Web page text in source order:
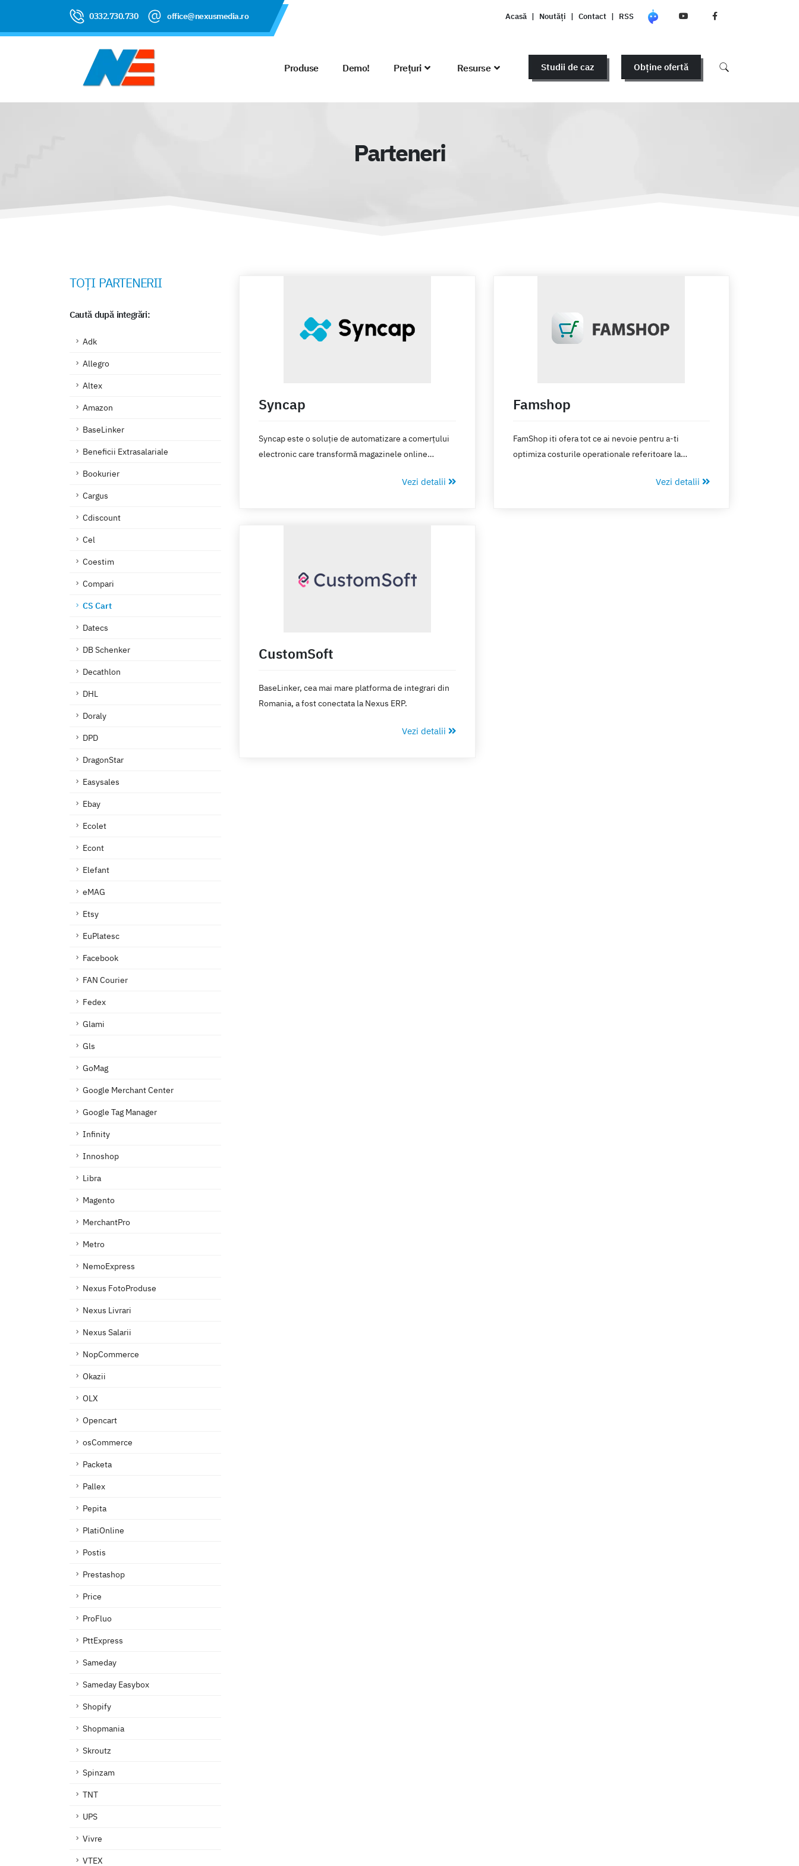
0332.730.730 office@nexusmedia.ro Acasă | Noutăți | Contact | RSS
Produse Demo! Prețuri Resurse Studii de caz Obține ofertă
Parteneri
TOȚI PARTENERII
Caută după integrări:
Adk
Allegro
Altex
Amazon
BaseLinker
Beneficii Extrasalariale
Bookurier
Cargus
Cdiscount
Cel
Coestim
Compari
CS Cart
Datecs
DB Schenker
Decathlon
DHL
Doraly
DPD
DragonStar
Easysales
Ebay
Ecolet
Econt
Elefant
eMAG
Etsy
EuPlatesc
Facebook
FAN Courier
Fedex
Glami
Gls
GoMag
Google Merchant Center
Google Tag Manager
Infinity
Innoshop
Libra
Magento
MerchantPro
Metro
NemoExpress
Nexus FotoProduse
Nexus Livrari
Nexus Salarii
NopCommerce
Okazii
OLX
Opencart
osCommerce
Packeta
Pallex
Pepita
PlatiOnline
Postis
Prestashop
Price
ProFluo
PttExpress
Sameday
Sameday Easybox
Shopify
Shopmania
Skroutz
Spinzam
TNT
UPS
Vivre
VTEX
Syncap
Syncap este o soluție de automatizare a comerțului
electronic care transformă magazinele online
automatizare, contribuind astfel la excelența
Vezi detalii
Famshop
FamShop iti ofera tot ce ai nevoie pentru a-ti
optimiza costurile operationale referitoare la
AWB-urilor. Esti pregatit pentru urmatorul pas in
Vezi detalii
CustomSoft
BaseLinker, cea mai mare platforma de integrari din
Romania, a fost conectata la Nexus ERP.
Vezi detalii